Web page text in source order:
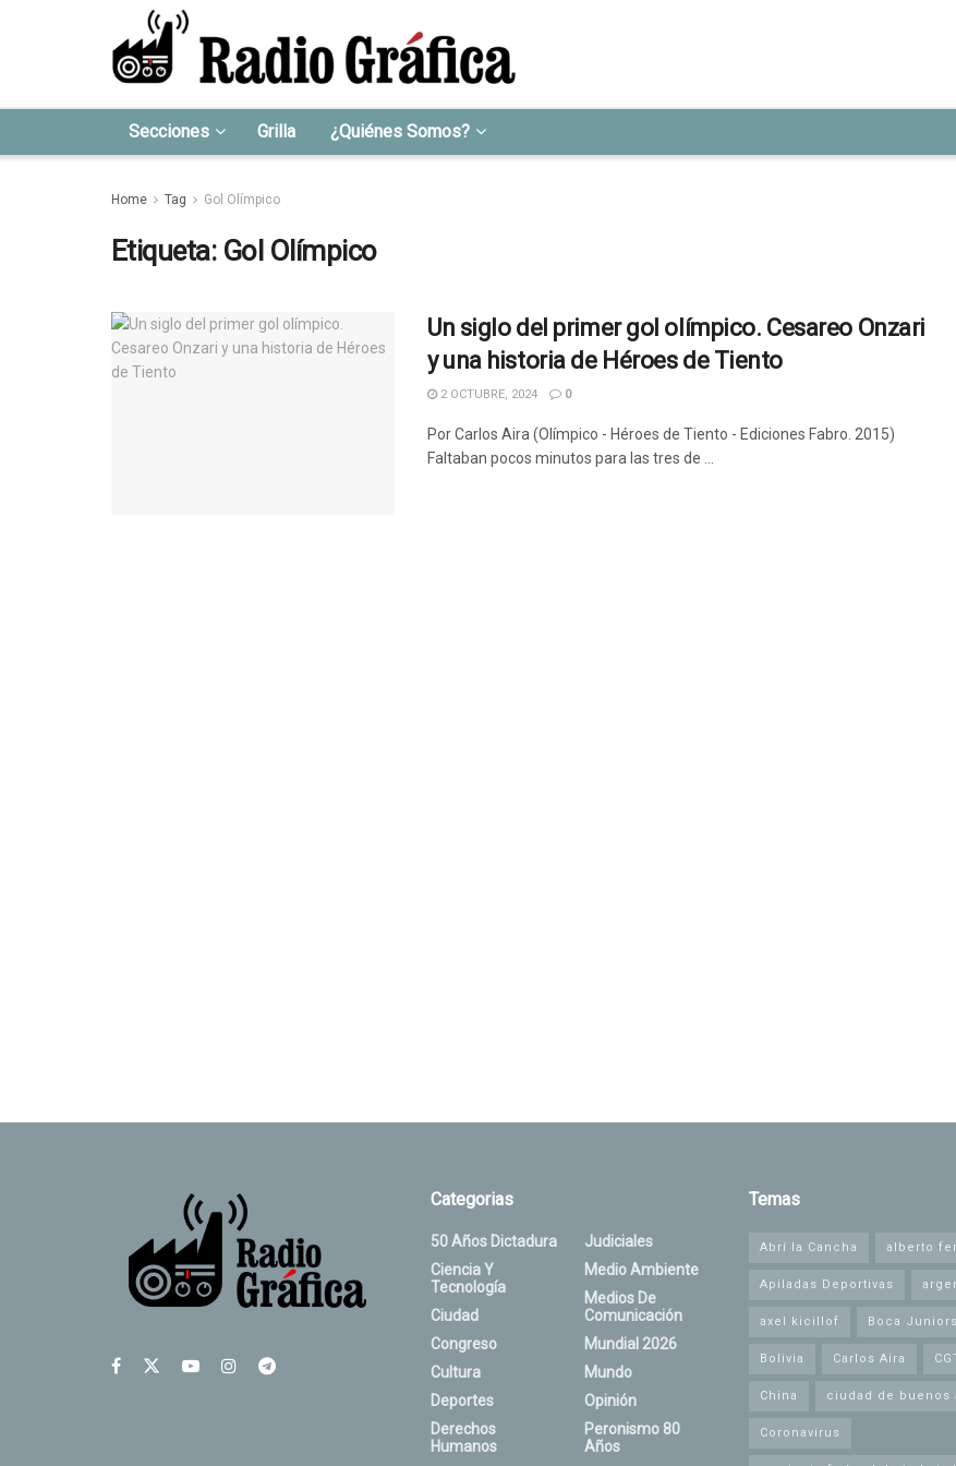
Secciones Grilla ¿Quiénes Somos?
Home Tag Gol Olímpico
Etiqueta: Gol Olímpico
Un siglo del primer gol olímpico. Cesareo Onzari
y una historia de Héroes de Tiento
2 OCTUBRE, 2024 0
Por Carlos Aira (Olímpico - Héroes de Tiento - Ediciones Fabro. 2015)
Faltaban pocos minutos para las tres de ...
Categorias
50 Años Dictadura
Ciencia Y
Tecnología
Ciudad
Congreso
Cultura
Deportes
Derechos
Humanos
Judiciales
Medio Ambiente
Medios De
Comunicación
Mundial 2026
Mundo
Opinión
Peronismo 80
Años
Temas
Abrí la Cancha alberto
Apiladas Deportivas
axel kicillof Boca Juniors
Bolivia Carlos Aira
China ciudad de buenos
Coronavirus